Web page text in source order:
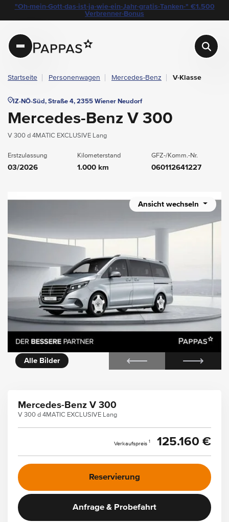
Navigation überspringen
Zum Hauptcontent
Zur Hauptnavigation springen
layout.table-of-content
Technische Daten
Fahrzeugausstattung
Standort & Ansprechpartner
Das könnte Sie auch interessieren
Angebote & Aktionen bei Pappas
"Oh-mein-Gott-das-ist-ja-wie-ein-Jahr-gratis-Tanken-" €1.500
Verbrenner-Bonus
Pappas
Startseite Personenwagen Mercedes-Benz V-Klasse
IZ-NÖ-Süd, Straße 4, 2355 Wiener Neudorf
Mercedes-Benz V 300
V 300 d 4MATIC EXCLUSIVE Lang
Erstzulassung
03/2026
Kilometerstand
1.000 km
GFZ-/Komm.-Nr.
060112641227
Ansicht wechseln
Alle Bilder
Mercedes-Benz V 300
V 300 d 4MATIC EXCLUSIVE Lang
Verkaufspreis 1 125.160 €
Reservierung
Anfrage & Probefahrt